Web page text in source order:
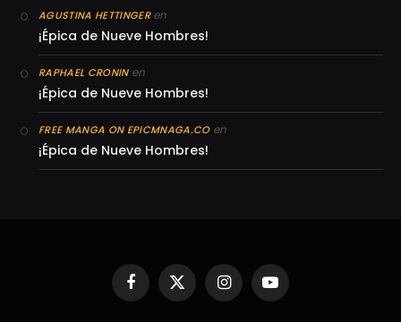
AGUSTINA HETTINGERen
¡Épica de Nueve Hombres!
RAPHAEL CRONINen
¡Épica de Nueve Hombres!
FREE MANGA ON EPICMNAGA.COen
¡Épica de Nueve Hombres!
Facebook
X
(Twitter)
InstagramYouTube